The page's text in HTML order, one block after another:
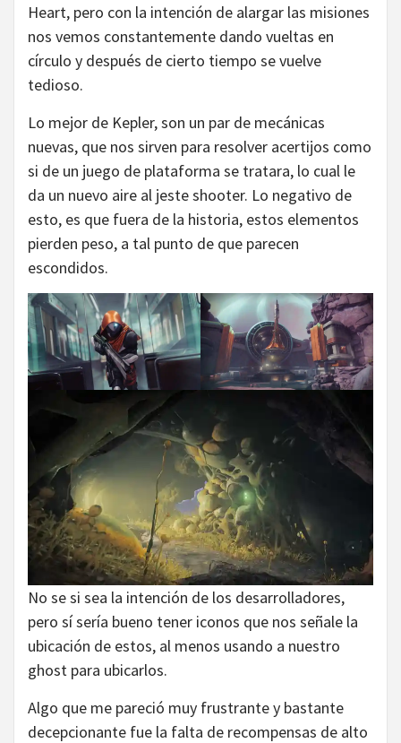
Heart, pero con la intención de alargar las misiones
nos vemos constantemente dando vueltas en
círculo y después de cierto tiempo se vuelve
tedioso.
Lo mejor de Kepler, son un par de mecánicas
nuevas, que nos sirven para resolver acertijos como
si de un juego de plataforma se tratara, lo cual le
da un nuevo aire al jeste shooter. Lo negativo de
esto, es que fuera de la historia, estos elementos
pierden peso, a tal punto de que parecen
escondidos.
No se si sea la intención de los desarrolladores,
pero sí sería bueno tener iconos que nos señale la
ubicación de estos, al menos usando a nuestro
ghost para ubicarlos.
Algo que me pareció muy frustrante y bastante
decepcionante fue la falta de recompensas de alto